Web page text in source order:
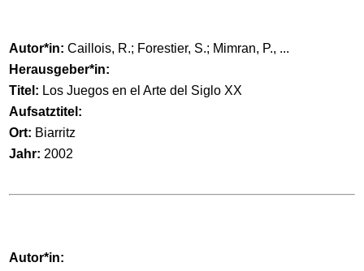
Autor*in: Caillois, R.; Forestier, S.; Mimran, P., ...
Herausgeber*in:
Titel: Los Juegos en el Arte del Siglo XX
Aufsatztitel:
Ort: Biarritz
Jahr: 2002
Autor*in: